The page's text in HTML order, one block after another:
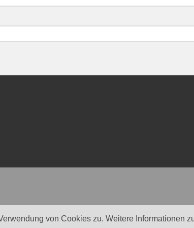
von Cookies zu. Weitere Informationen